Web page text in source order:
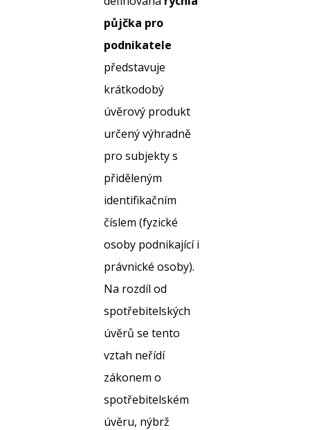
půjčka pro
podnikatele
představuje
krátkodobý
úvěrový produkt
určený výhradně
pro subjekty s
přiděleným
identifikačním
číslem (fyzické
osoby podnikající i
právnické osoby).
Na rozdíl od
spotřebitelských
úvěrů se tento
vztah neřídí
zákonem o
spotřebitelském
úvěru, nýbrž